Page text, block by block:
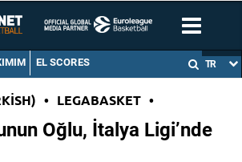
EL SCORES TR
• LEGABASKET •
Oğlu, İtalya Ligi’nde